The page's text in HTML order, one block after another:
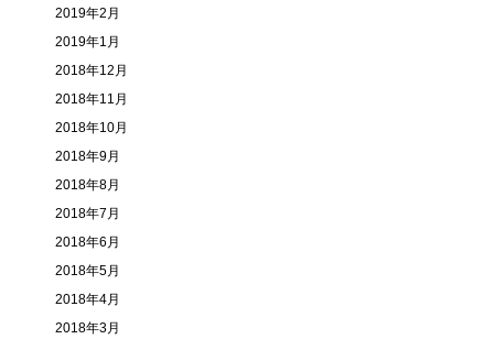
2019年2月
2019年1月
2018年12月
2018年11月
2018年10月
2018年9月
2018年8月
2018年7月
2018年6月
2018年5月
2018年4月
2018年3月